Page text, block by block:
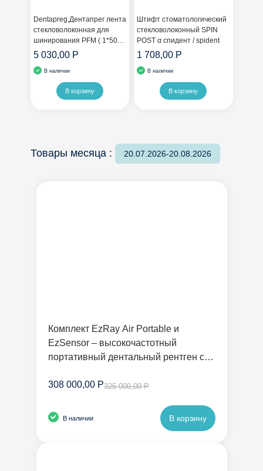
Dentapreg,Дентапрег лента
стекловолоконная для
шинирования PFM ( 1*50
мм х 3 мм х 0.3 мм)
5 030,00 Р
В наличии
В корзину
Штифт стоматологический
стекловолоконный SPIN
POST α спидент / spident
1 708,00 Р
В наличии
В корзину
Товары месяца : 20.07.2026-20.08.2026
Комплект EzRay Air Portable и
EzSensor – высокочастотный
портативный дентальный рентген с
308 000,00 Р325 000,00 Р
В наличии В корзину